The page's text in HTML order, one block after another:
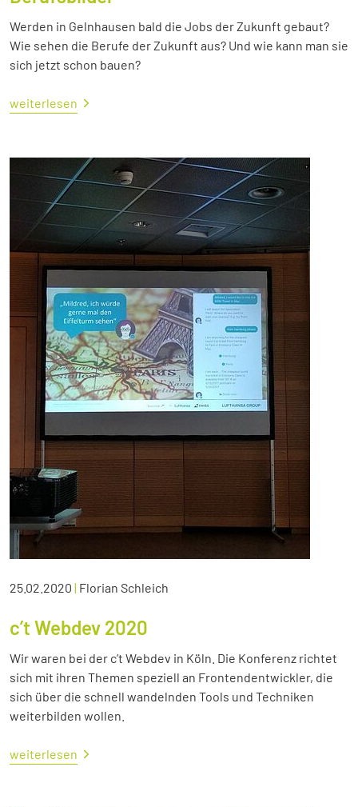
Werden in Gelnhausen bald die Jobs der Zukunft gebaut?
Wie sehen die Berufe der Zukunft aus? Und wie kann man sie
sich jetzt schon bauen?
weiterlesen
25.02.2020 | Florian Schleich
c’t Webdev 2020
Wir waren bei der c’t Webdev in Köln. Die Konferenz richtet
sich mit ihren Themen speziell an Frontendentwickler, die
sich über die schnell wandelnden Tools und Techniken
weiterbilden wollen.
weiterlesen